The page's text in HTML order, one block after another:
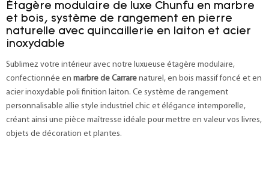
Étagère modulaire de luxe Chunfu en marbre
et bois, système de rangement en pierre
naturelle avec quincaillerie en laiton et acier
inoxydable
Sublimez votre intérieur avec notre luxueuse étagère modulaire,
confectionnée en marbre de Carrare naturel, en bois massif foncé et en
acier inoxydable poli finition laiton. Ce système de rangement
personnalisable allie style industriel chic et élégance intemporelle,
créant ainsi une pièce maîtresse idéale pour mettre en valeur vos livres,
objets de décoration et plantes.